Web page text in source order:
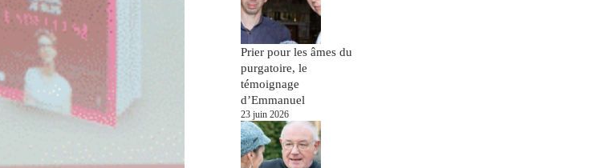
Prier pour les âmes du
purgatoire, le
témoignage
d’Emmanuel
23 juin 2026